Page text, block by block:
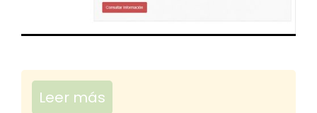
Leer más